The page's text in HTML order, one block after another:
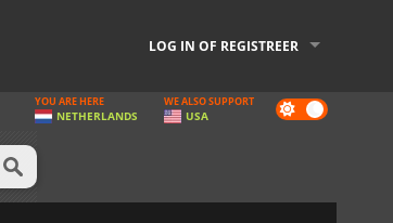
LOG IN OF REGISTREER
Dark
mode
YOU ARE HERE
NETHERLANDS
WE ALSO SUPPORT
USA